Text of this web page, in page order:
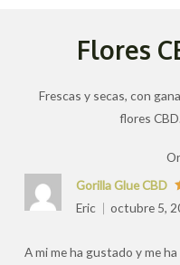
Flores
Frescas y secas, con
flores
Gorilla Glue CBD
Eric
octubre 5,
A mi me ha gustado y me